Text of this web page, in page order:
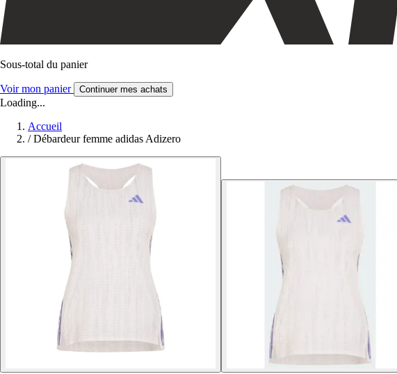
Sous-total du panier
Voir mon panier Continuer mes achats
Loading...
Accueil
/ Débardeur femme adidas Adizero